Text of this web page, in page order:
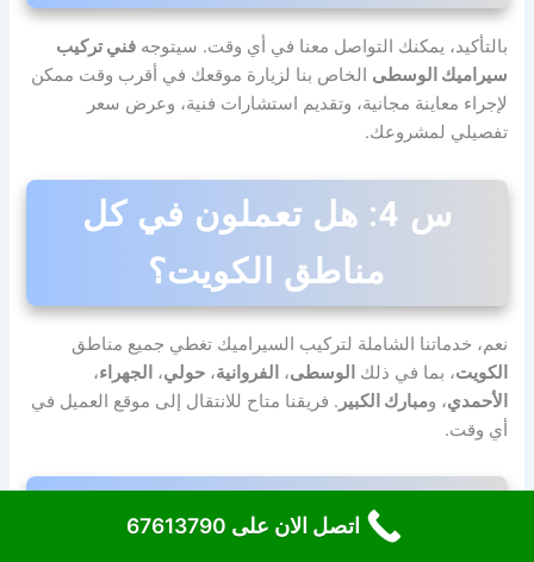
بالتأكيد، يمكنك التواصل معنا في أي وقت. سيتوجهفني تركيب
سيراميك الوسطى الخاص بنا لزيارة موقعك في أقرب وقت ممكن
لإجراء معاينة مجانية، وتقديم استشارات فنية، وعرض سعر
تفصيلي لمشروعك.
س 4: هل تعملون في كل
مناطق الكويت؟
نعم، خدماتنا الشاملة لتركيب السيراميك تغطي جميع مناطق
الكويت، بما في ذلك الوسطى، الفروانية،حولي، الجهراء،
الأحمدي، ومبارك الكبير . فريقنا متاح للانتقال إلى موقع العميل في
أي وقت.
س 5: ما هي المدة الزمنية
اتصل الان على 67613790